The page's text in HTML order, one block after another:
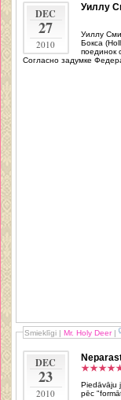
DEC
27
2010
Уиллу
Уиллу Смиту
Бокса
поединок
Согласно задумке
Smieklīgi| Mr. Holy Deer|
DEC
23
2010
Piedāvāju
pēc